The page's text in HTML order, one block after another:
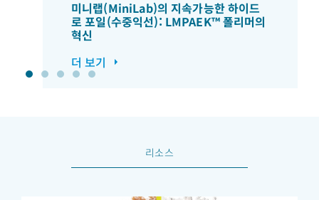
미니랩(MiniLab)의 지속가능한 하이드
로 포일(수중익선): LMPAEK™ 폴리머의
혁신
더 보기
리소스